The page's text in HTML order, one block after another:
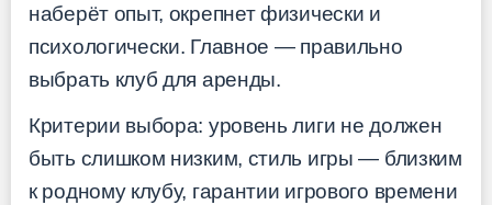
наберёт опыт, окрепнет физически и
психологически. Главное — правильно
выбрать клуб для аренды.
Критерии выбора: уровень лиги не должен
быть слишком низким, стиль игры — близким
к родному клубу, гарантии игрового времени